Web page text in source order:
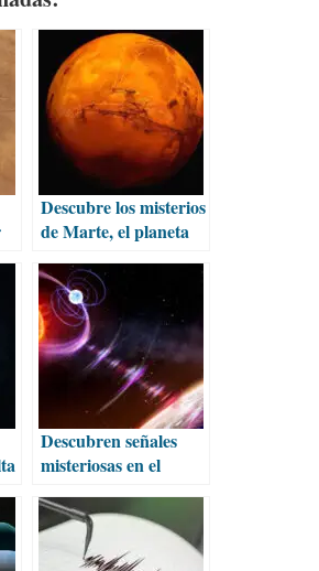
Descubre los misterios
de Marte, el planeta
Descubren señales
misteriosas en el
galaxia